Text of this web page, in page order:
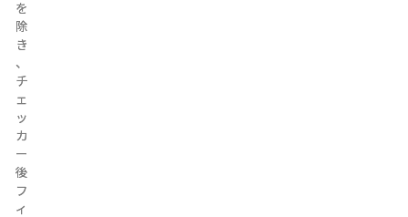
を
除
き
、
チ
ェ
ッ
カ
ー
後
フ
ィ
を
除
き
、
チ
ェ
ッ
カ
ー
後
フ
ィ